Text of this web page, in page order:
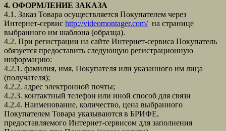
4. ОФОРМЛЕНИЕ ЗАКАЗА
4.1. Заказ Товара осуществляется Покупателем через
Интернет-сервис http://videomontager.com/на странице
выбранного им шаблона (образца).
4.2. При регистрации на сайте Интернет-сервиса Покупатель
обязуется предоставить следующую регистрационную
информацию:
4.2.1. фамилия, имя, Покупателя или указанного им лица
(получателя);
4.2.2. адрес электронной почты;
4.2.3. контактный телефон или иной способ для связи
4.2.4. Наименование, количество, цена выбранного
Покупателем Товара указываются в БРИФЕ,
предоставляемого Интернет-сервисом для заполнения